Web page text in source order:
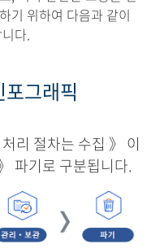
기 위하여 다음과 같이
다.
그래픽
리 절차는 수집 》 이
파기로 구분됩니다.